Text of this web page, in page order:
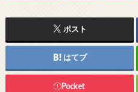
ポスト
はてブ
Pocket